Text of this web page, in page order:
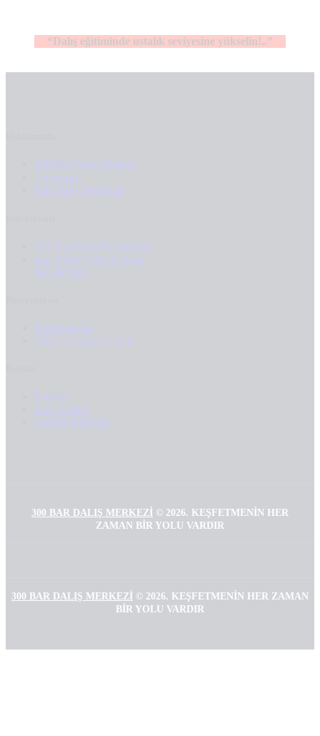
“Dalış eğitiminde ustalık seviyesine yükselin!..”
300 Bar Dalış Merkezi
Teknemiz
Kaş Dalış Noktaları
SSI Kaş Dalış Kurslarımız
Kaş TSFF CMAS Dalış
Kurslarımız
Rezervasyon
Sıkça Sorulan Sorular
İletişim
Bize Katılın
Gizlilik Bildirimi
300 BAR DALIŞ MERKEZI © 2026. KEŞFETMENIN HER
ZAMAN BIR YOLU VARDIR
300 BAR DALIŞ MERKEZI © 2026. KEŞFETMENIN HER ZAMAN
BIR YOLU VARDIR